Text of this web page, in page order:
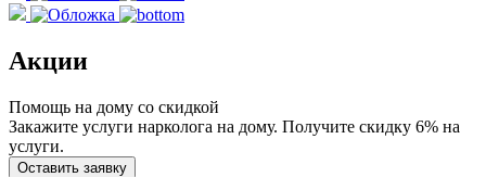
Акции
Помощь на дому со скидкой
Закажите услуги нарколога на дому. Получите скидку 6% на
услуги.
Оставить заявку